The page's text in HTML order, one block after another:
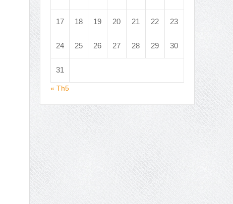
17 18 19 20 21 22 23
24 25 26 27 28 29 30
31
« Th5